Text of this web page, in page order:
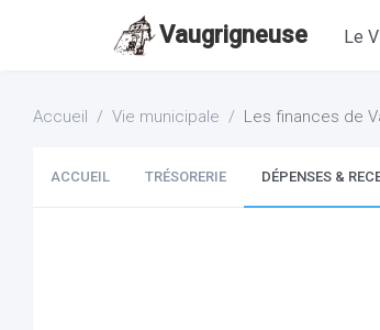
Vaugrigneuse Le
Accueil Vie municipale Les finances de
ACCUEIL TRÉSORERIE DÉPENSES &